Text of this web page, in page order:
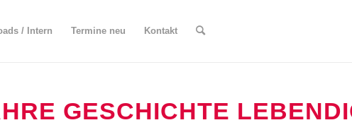
/ Intern Termine neu Kontakt
GESCHICHTE